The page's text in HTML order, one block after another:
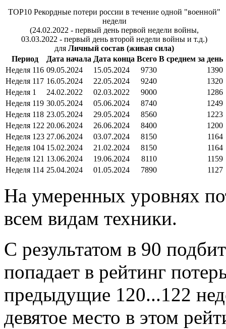
TOP10 Рекордные потери россии в течение одной "военной"
недели
(24.02.2022 - первый день первой недели войны,
03.03.2022 - первый день второй недели войны и т.д.)
для Личный состав (живая сила)
Период
Дата начала Дата конца Всего В среднем за день
Неделя 116 09.05.2024 15.05.2024 9730
1390
Неделя 117 16.05.2024 22.05.2024 9240
1320
Неделя 1
24.02.2022 02.03.2022 9000
1286
Неделя 119 30.05.2024 05.06.2024 8740
1249
Неделя 118 23.05.2024 29.05.2024 8560
1223
Неделя 122 20.06.2024 26.06.2024 8400
1200
Неделя 123 27.06.2024 03.07.2024 8150
1164
Неделя 104 15.02.2024 21.02.2024 8150
1164
Неделя 121 13.06.2024 19.06.2024 8110
1159
Неделя 114 25.04.2024 01.05.2024 7890 1127
На умеренных уровнях
всем видам техники.
С результатом в 90
попадает в рейтинг
предыдущие 120...122
девятое место в этом